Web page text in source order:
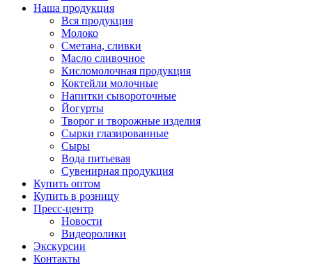
Наша продукция
Вся продукция
Молоко
Сметана, сливки
Масло сливочное
Кисломолочная продукция
Коктейли молочные
Напитки сывороточные
Йогурты
Творог и творожные изделия
Сырки глазированные
Сыры
Вода питьевая
Сувенирная продукция
Купить оптом
Купить в розницу
Пресс-центр
Новости
Видеоролики
Экскурсии
Контакты